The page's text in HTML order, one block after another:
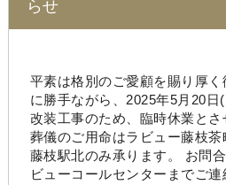
らせ
平素は格別のご愛顧を賜り厚
に勝手ながら、2025年5月20
改装工事のため、臨時休業と
葬儀のご用命はラビュー藤枝
藤枝駅北のみ承ります。 お問
ビューコールセンターまでご連